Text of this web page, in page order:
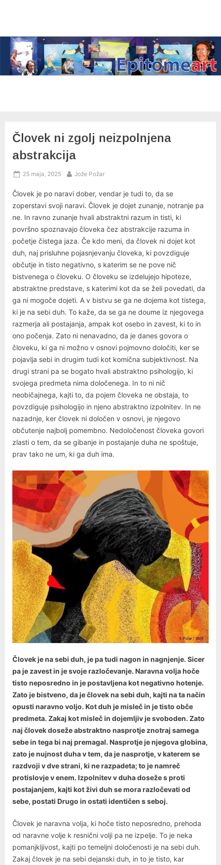
Človek ni zgolj neizpolnjena
abstrakcija
Posted
25 maja, 2025 By
Jože Požar
Človek je po naravi dober, vendar je tudi to, da se
zoperstavi svoji naravi. Človek je dojet zunanje, notranje pa
ne. In ravno zunanje hvali abstraktni razum in tisti, ki
površno spoznavajo človeka čez abstrakcije razuma in
početje čistega jaza. Če kdo meni, da človek ni dojet kot
duh, naj prisluhne pojasnjevanju človeka, ki povzdiguje
občutje in tisto negativno, s katerim se ne pove nič
bistvenega o človeku. O človeku se izdelujejo hipoteze,
abstraktne predstave, s katerimi kot da se želi povedati, da
ga ni mogoče dojeti. A v bistvu se ga ne dojema kot tistega,
ki je na sebi duh. To kaže, da se ga ne doume iz njegovega
razmerja ali postajanja, ampak kot osebo in zavest, ki to in
ono počenja. Zato ni nenavadno, da je danes govora o
človeku, ki ga ni možno v osnovi pojmovno določiti, ker se
pojavlja sebi in drugim tudi kot komična subjektivnost. Na
drugi strani pa se bogato hvali abstraktno psihologijo, ki
svojega predmeta nima določenega. In to ni nič
neobičajnega, kajti to, da pojem človeka ne obstaja, to
povzdiguje psihologijo in njeno abstraktno izpolnitev. In ne
nazadnje, ker človek ni določen v osnovi, je njegovo
občutenje najbolj pomembno. Nedoločenost človeka govori
zlasti o tem, da se gibanje in postajanje duha ne spoštuje,
prav tako ne um, ki ga duh ima.
Človek je na sebi duh, je pa tudi nagon in nagnjenje. Sicer
pa je zavest in je svoje razločevanje. Naravna volja hoče
tisto neposredno in je postavljena kot negativno hotenje.
Zato je bistveno, da je človek na sebi duh, kajti na ta način
opusti naravno voljo. Kot duh je misleč in je tisto obče
predmeta. Zakaj kot misleč in dojemljiv je svoboden. Zato
naj človek doseže abstraktno nasprotje znotraj samega
sebe in tega bi naj premagal. Nasprotje je njegova globina,
zato je nujnost duha v tem, da je nasprotje, v katerem se
razdvoji v dve strani, ki ne razpadeta; to je namreč
protislovje v enem. Izpolnitev v duha doseže s proti
postajanjem, kajti kot živi duh se mora razločevati od
sebe, postati Drugo in ostati identičen s seboj.
Človek je naravna volja, ki hoče tisto neposredno, prehoda
od naravne volje k resnični volji pa ne izpelje. To je neka
pomanjkljivost, kajti po temeljni določenosti je na sebi duh.
Zakaj človek je na sebi dejanski duh, in to je tisto, kar